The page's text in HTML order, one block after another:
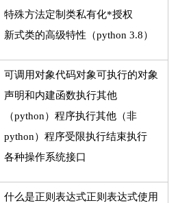
特殊方法定制类私有化*授权
新式类的高级特性（python 3.8）
可调用对象代码对象可执行的对象
声明和内建函数执行其他
（python）程序执行其他（非
python）程序受限执行结束执行
各种操作系统接口
什么是正则表达式正则表达式使用